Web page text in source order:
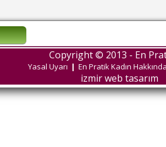
Copyright © 2013 - En
Yasal Uyarı | En Pratik Kadın
izmir web tasarım